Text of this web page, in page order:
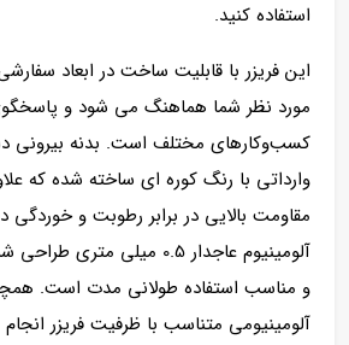
استفاده کنید.
این فریزر با قابلیت ساخت در ابعاد
مورد نظر شما هماهنگ می‌ شود و
کسب‌وکارهای مختلف است. بدنه بیرونی
وارداتی با رنگ کوره‌ ای ساخته شده که
مقاومت بالایی در برابر رطوبت و خوردگی
آلومینیوم عاجدار 0.5 میلی‌
و مناسب استفاده طولانی‌ مدت است.
آلومینیومی متناسب با ظرفیت فریزر